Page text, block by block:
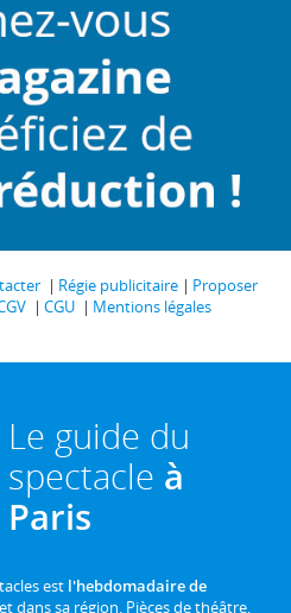
Régie publicitaire
Proposer
CGU
Mentions légales
Le guide du
spectacle à
Paris
est l'hebdomadaire de
et dans sa région. Pièces de théâtre,